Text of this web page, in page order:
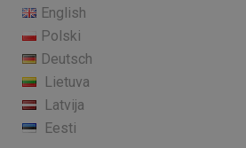
English
Polski
Deutsch
Lietuva
Latvija
Eesti